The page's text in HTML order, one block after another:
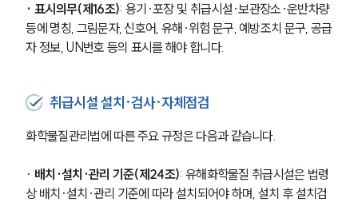
· 표시의무(제16조): 용기·포장 및 취급시설·보관장소·운반차량
등에 명칭, 그림문자, 신호어, 유해·위험 문구, 예방조치 문구, 공급
자 정보, UN번호 등의 표시를 해야 합니다.
취급시설 설치·검사·자체점검
화학물질관리법에 따른 주요 규정은 다음과 같습니다.
· 배치·설치·관리 기준(제24조): 유해화학물질 취급시설은 법령
상 배치·설치·관리 기준에 따라 설치되어야 하며, 설치 후 설치검